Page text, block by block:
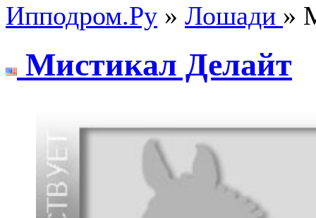
Ипподром.Ру » Лошади »
Mиcтикал Дeлайт